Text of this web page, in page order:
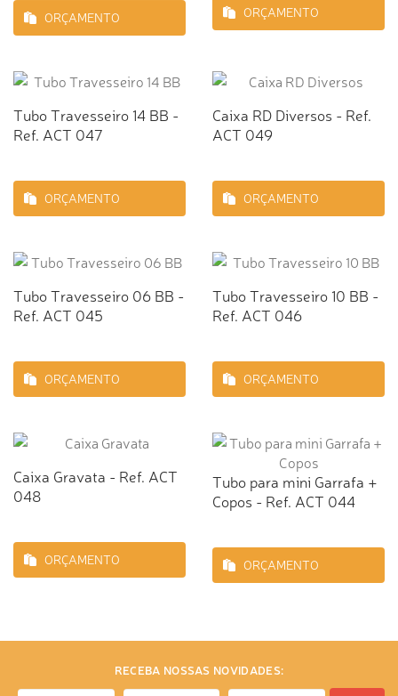
ORÇAMENTO ORÇAMENTO
Tubo Travesseiro 14 BB -
Ref. ACT 047
ORÇAMENTO
Caixa RD Diversos - Ref.
ACT 049
ORÇAMENTO
Tubo Travesseiro 06 BB -
Ref. ACT 045
ORÇAMENTO
Tubo Travesseiro 10 BB -
Ref. ACT 046
ORÇAMENTO
Caixa Gravata - Ref. ACT
048
ORÇAMENTO
Tubo para mini Garrafa +
Copos - Ref. ACT 044
ORÇAMENTO
RECEBA NOSSAS NOVIDADES: